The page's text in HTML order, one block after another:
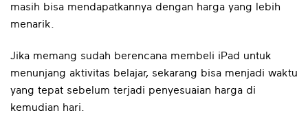
masih bisa mendapatkannya dengan harga yang lebih
menarik.
Jika memang sudah berencana membeli iPad untuk
menunjang aktivitas belajar, sekarang bisa menjadi waktu
yang tepat sebelum terjadi penyesuaian harga di
kemudian hari.